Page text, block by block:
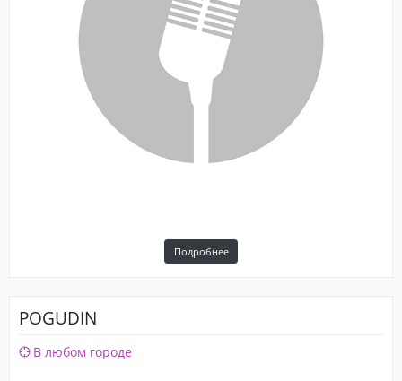
Подробнее
POGUDIN
В любом городе